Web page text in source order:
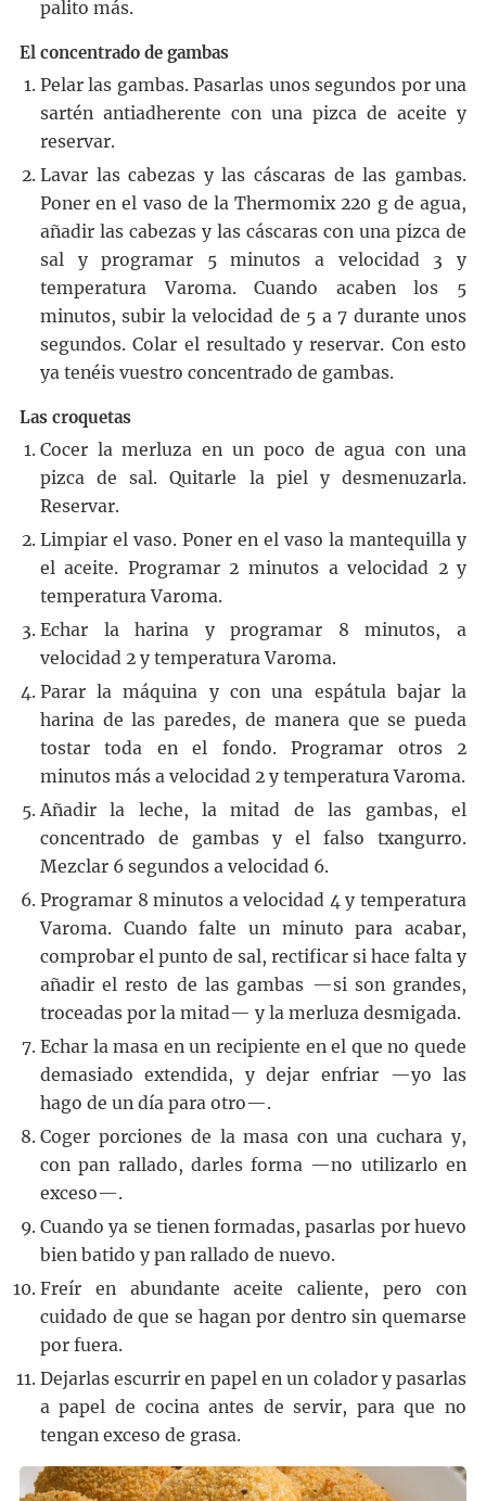
palito más.
El concentrado de gambas
Pelar las gambas. Pasarlas unos segundos por una
sartén antiadherente con una pizca de aceite y
reservar.
Lavar las cabezas y las cáscaras de las gambas.
Poner en el vaso de la Thermomix 220 g de agua,
añadir las cabezas y las cáscaras con una pizca de
sal y programar 5 minutos a velocidad 3 y
temperatura Varoma. Cuando acaben los 5
minutos, subir la velocidad de 5 a 7 durante unos
segundos. Colar el resultado y reservar. Con esto
ya tenéis vuestro concentrado de gambas.
Las croquetas
Cocer la merluza en un poco de agua con una
pizca de sal. Quitarle la piel y desmenuzarla.
Reservar.
Limpiar el vaso. Poner en el vaso la mantequilla y
el aceite. Programar 2 minutos a velocidad 2 y
temperatura Varoma.
Echar la harina y programar 8 minutos, a
velocidad 2 y temperatura Varoma.
Parar la máquina y con una espátula bajar la
harina de las paredes, de manera que se pueda
tostar toda en el fondo. Programar otros 2
minutos más a velocidad 2 y temperatura Varoma.
Añadir la leche, la mitad de las gambas, el
concentrado de gambas y el falso txangurro.
Mezclar 6 segundos a velocidad 6.
Programar 8 minutos a velocidad 4 y temperatura
Varoma. Cuando falte un minuto para acabar,
comprobar el punto de sal, rectificar si hace falta y
añadir el resto de las gambas —si son grandes,
troceadas por la mitad— y la merluza desmigada.
Echar la masa en un recipiente en el que no quede
demasiado extendida, y dejar enfriar —yo las
hago de un día para otro—.
Coger porciones de la masa con una cuchara y,
con pan rallado, darles forma —no utilizarlo en
exceso—.
Cuando ya se tienen formadas, pasarlas por huevo
bien batido y pan rallado de nuevo.
Freír en abundante aceite caliente, pero con
cuidado de que se hagan por dentro sin quemarse
por fuera.
Dejarlas escurrir en papel en un colador y pasarlas
a papel de cocina antes de servir, para que no
tengan exceso de grasa.